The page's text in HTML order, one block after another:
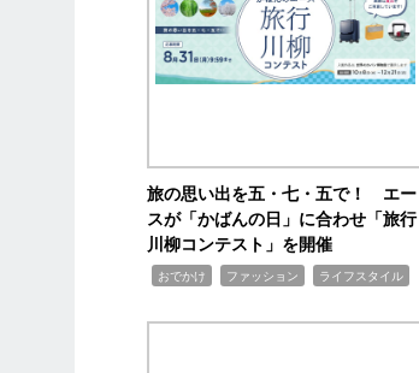
旅の思い出を五・七・五で！ エー
スが「かばんの日」に合わせ「旅行
川柳コンテスト」を開催
おでかけ ファッション ライフスタイル